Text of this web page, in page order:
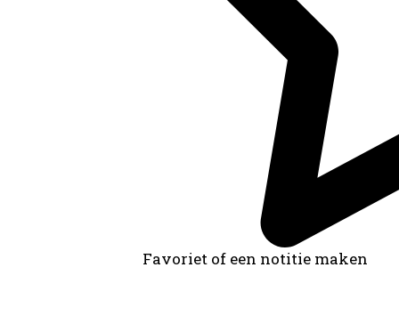
Favoriet of een notitie maken